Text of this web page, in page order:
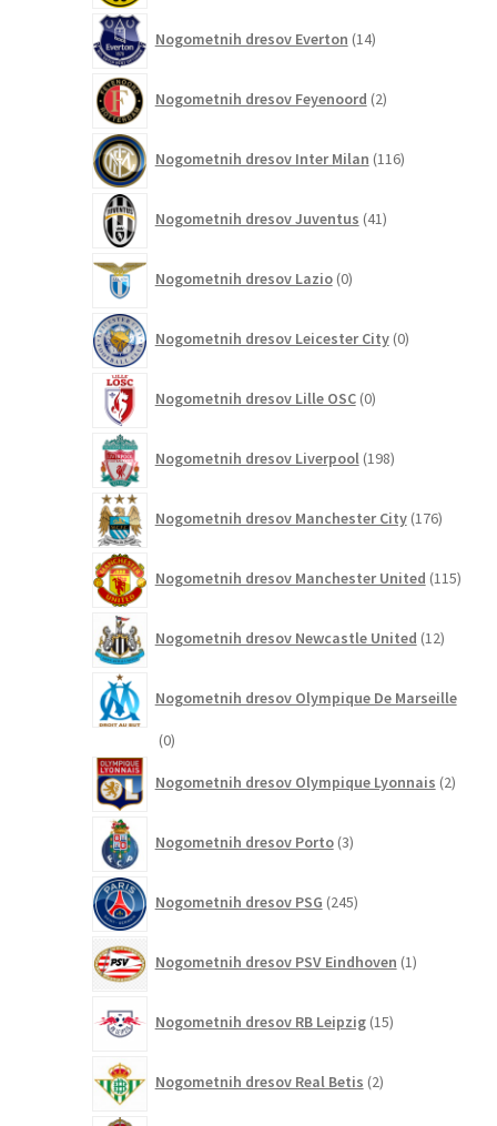
Nogometnih dresov Everton 14izdelkov
Nogometnih dresov Feyenoord 2izdelka
Nogometnih dresov Inter Milan 116izdelkov
Nogometnih dresov Juventus 41izdelkov
Nogometnih dresov Lazio 0izdelkov
Nogometnih dresov Leicester City 0izdelkov
Nogometnih dresov Lille OSC 0izdelkov
Nogometnih dresov Liverpool 198izdelkov
Nogometnih dresov Manchester City 176izdelkov
Nogometnih dresov Manchester United 115
Nogometnih dresov Newcastle United 12izdelkov
Nogometnih dresov Olympique De Marseille
00
Nogometnih dresov Olympique Lyonnais 2izdelka
Nogometnih dresov Porto 3izdelki
Nogometnih dresov PSG 245izdelkov
Nogometnih dresov PSV Eindhoven 1izdelek
Nogometnih dresov RB Leipzig 15izdelkov
Nogometnih dresov Real Betis 2izdelka